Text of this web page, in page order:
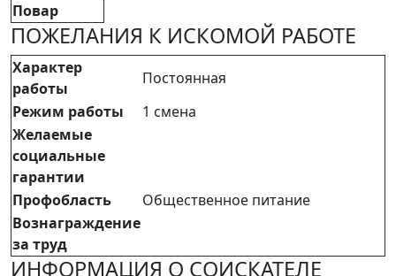
Повар
ПОЖЕЛАНИЯ К ИСКОМОЙ РАБОТЕ
Характер
работы
Постоянная
Режим работы
1 смена
Желаемые
социальные
гарантии
Профобласть
Общественное питание
Вознаграждение
за труд
ИНФОРМАЦИЯ О СОИСКАТЕЛЕ